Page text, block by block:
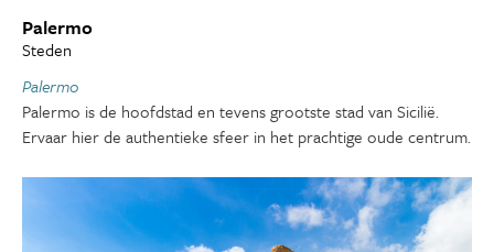
Palermo
Steden
Palermo
Palermo is de hoofdstad en tevens grootste stad van Sicilië.
Ervaar hier de authentieke sfeer in het prachtige oude centrum.